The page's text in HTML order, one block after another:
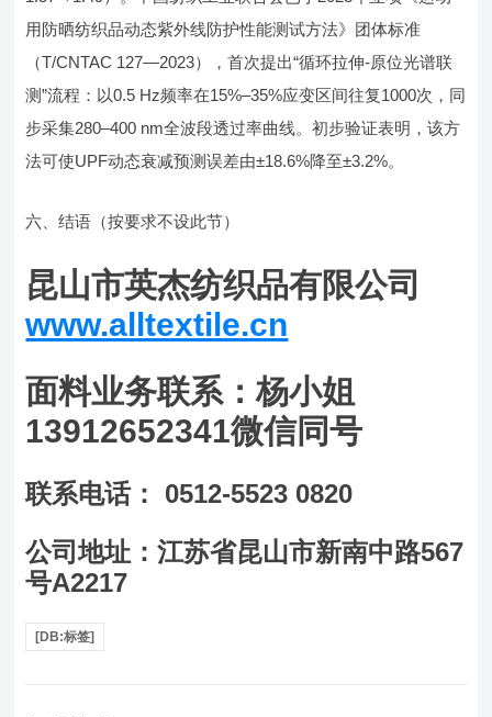
用防晒纺织品动态紫外线防护性能测试方法》团体标准
（T/CNTAC 127—2023），首次提出“循环拉伸-原位光谱联
测”流程：以0.5 Hz频率在15%–35%应变区间往复1000次，同
步采集280–400 nm全波段透过率曲线。初步验证表明，该方
法可使UPF动态衰减预测误差由±18.6%降至±3.2%。
六、结语（按要求不设此节）
昆山市英杰纺织品有限公司
www.alltextile.cn
面料业务联系：杨小姐
13912652341微信同号
联系电话： 0512-5523 0820
公司地址：江苏省昆山市新南中路567
号A2217
[DB:标签]